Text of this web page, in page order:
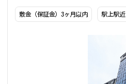
敷金（保証金）3ヶ月以内 駅上駅近